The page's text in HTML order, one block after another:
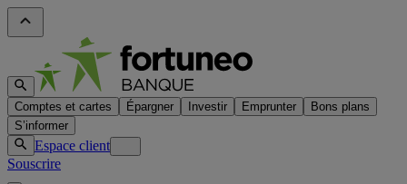
Comptes et cartes Épargner Investir Emprunter
Bons plans
S’informer
Espace client
Souscrire